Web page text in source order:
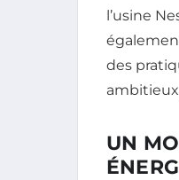
l’usine
des
UN